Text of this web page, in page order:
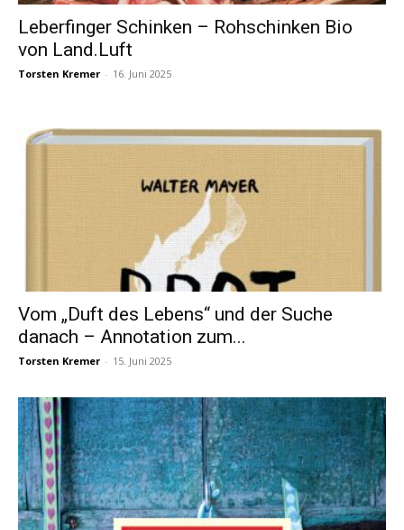
Leberfinger Schinken – Rohschinken Bio
von Land.Luft
Torsten Kremer - 16. Juni 2025
Vom „Duft des Lebens“ und der Suche
danach – Annotation zum...
Torsten Kremer - 15. Juni 2025